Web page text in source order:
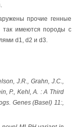
прочие генные
так имеются породы с
d1, d2 и d3.
J.R., Grahn, J.C.,
P., Kehl, A. : A Third
Genes (Basel) 11:,